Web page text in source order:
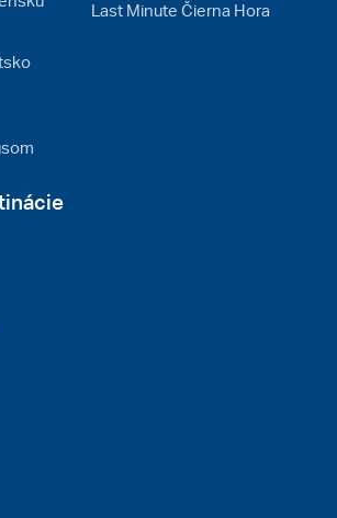
Last Minute Čierna Hora